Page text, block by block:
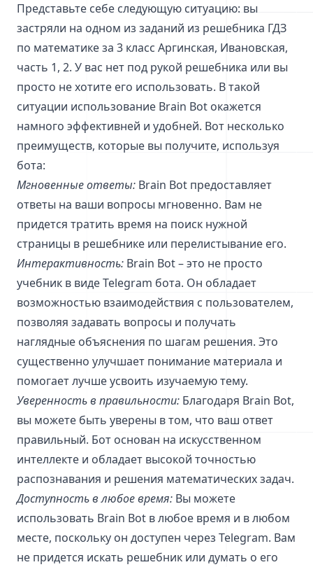
Представьте себе следующую ситуацию: вы
застряли на одном из заданий из решебника ГДЗ
по математике за 3 класс Аргинская, Ивановская,
часть 1, 2. У вас нет под рукой решебника или вы
просто не хотите его использовать. В такой
ситуации использование Brain Bot окажется
намного эффективней и удобней. Вот несколько
преимуществ, которые вы получите, используя
бота:
Мгновенные ответы: Brain Bot предоставляет
ответы на ваши вопросы мгновенно. Вам не
придется тратить время на поиск нужной
страницы в решебнике или перелистывание его.
Интерактивность: Brain Bot – это не просто
учебник в виде Telegram бота. Он обладает
возможностью взаимодействия с пользователем,
позволяя задавать вопросы и получать
наглядные объяснения по шагам решения. Это
существенно улучшает понимание материала и
помогает лучше усвоить изучаемую тему.
Уверенность в правильности: Благодаря Brain Bot,
вы можете быть уверены в том, что ваш ответ
правильный. Бот основан на искусственном
интеллекте и обладает высокой точностью
распознавания и решения математических задач.
Доступность в любое время: Вы можете
использовать Brain Bot в любое время и в любом
месте, поскольку он доступен через Telegram. Вам
не придется искать решебник или думать о его